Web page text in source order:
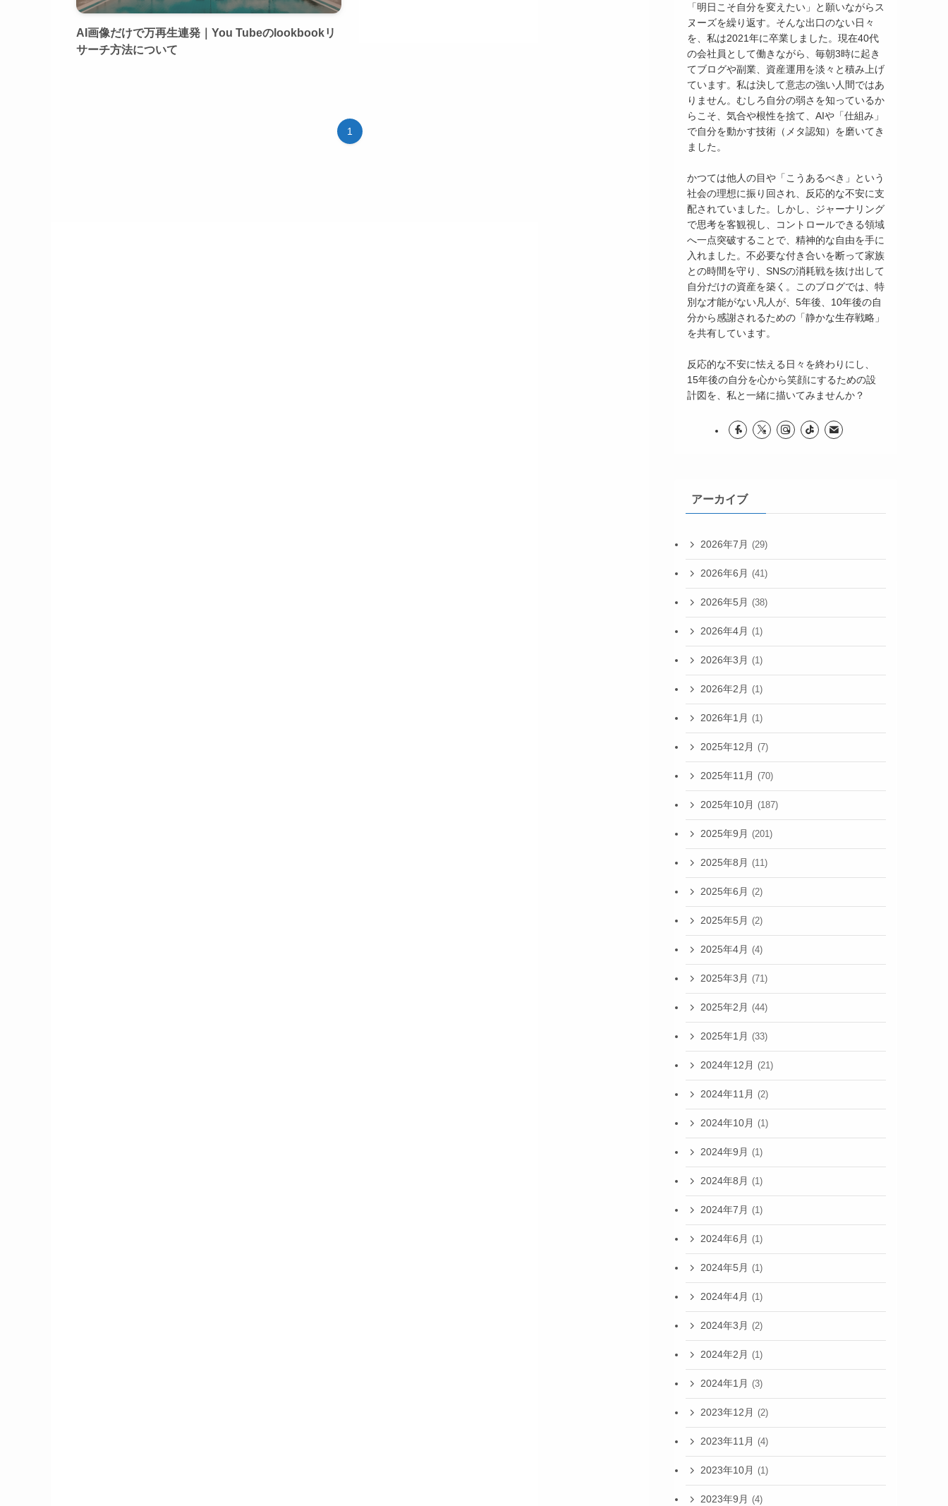
AI画像だけで万再生連発｜You Tubeのlookbookリ
サーチ方法について
1
「明日こそ自分を変えたい」と願いながらス
ヌーズを繰り返す。そんな出口のない日々
を、私は2021年に卒業しました。現在40代
の会社員として働きながら、毎朝3時に起き
てブログや副業、資産運用を淡々と積み上げ
ています。私は決して意志の強い人間ではあ
りません。むしろ自分の弱さを知っているか
らこそ、気合や根性を捨て、AIや「仕組み」
で自分を動かす技術（メタ認知）を磨いてき
ました。
かつては他人の目や「こうあるべき」という
社会の理想に振り回され、反応的な不安に支
配されていました。しかし、ジャーナリング
で思考を客観視し、コントロールできる領域
へ一点突破することで、精神的な自由を手に
入れました。不必要な付き合いを断って家族
との時間を守り、SNSの消耗戦を抜け出して
自分だけの資産を築く。このブログでは、特
別な才能がない凡人が、5年後、10年後の自
分から感謝されるための「静かな生存戦略」
を共有しています。
反応的な不安に怯える日々を終わりにし、
15年後の自分を心から笑顔にするための設
計図を、私と一緒に描いてみませんか？
アーカイブ
2026年7月 (29)
2026年6月 (41)
2026年5月 (38)
2026年4月 (1)
2026年3月 (1)
2026年2月 (1)
2026年1月 (1)
2025年12月 (7)
2025年11月 (70)
2025年10月 (187)
2025年9月 (201)
2025年8月 (11)
2025年6月 (2)
2025年5月 (2)
2025年4月 (4)
2025年3月 (71)
2025年2月 (44)
2025年1月 (33)
2024年12月 (21)
2024年11月 (2)
2024年10月 (1)
2024年9月 (1)
2024年8月 (1)
2024年7月 (1)
2024年6月 (1)
2024年5月 (1)
2024年4月 (1)
2024年3月 (2)
2024年2月 (1)
2024年1月 (3)
2023年12月 (2)
2023年11月 (4)
2023年10月 (1)
2023年9月 (4)